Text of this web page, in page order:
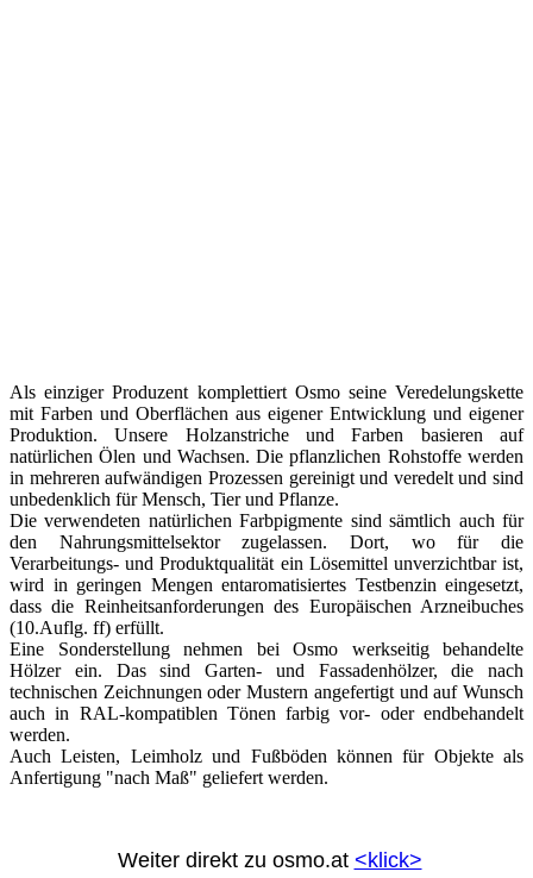
Als einziger Produzent komplettiert Osmo seine Veredelungskette
mit Farben und Oberflächen aus eigener Entwicklung und eigener
Produktion. Unsere Holzanstriche und Farben basieren auf
natürlichen Ölen und Wachsen. Die pflanzlichen Rohstoffe werden
in mehreren aufwändigen Prozessen gereinigt und veredelt und sind
unbedenklich für Mensch, Tier und Pflanze.
Die verwendeten natürlichen Farbpigmente sind sämtlich auch für
den Nahrungsmittelsektor zugelassen. Dort, wo für die
Verarbeitungs- und Produktqualität ein Lösemittel unverzichtbar ist,
wird in geringen Mengen entaromatisiertes Testbenzin eingesetzt,
dass die Reinheitsanforderungen des Europäischen Arzneibuches
(10.Auflg. ff) erfüllt.
Eine Sonderstellung nehmen bei Osmo werkseitig behandelte
Hölzer ein. Das sind Garten- und Fassadenhölzer, die nach
technischen Zeichnungen oder Mustern angefertigt und auf Wunsch
auch in RAL-kompatiblen Tönen farbig vor- oder endbehandelt
werden.
Auch Leisten, Leimholz und Fußböden können für Objekte als
Anfertigung "nach Maß" geliefert werden.
Weiter direkt zu osmo.at <klick>